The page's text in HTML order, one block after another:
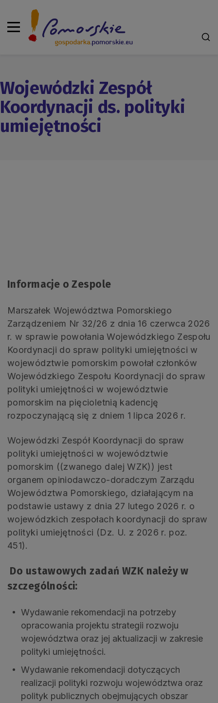
Wojewódzki Zespół
Koordynacji ds. polityki
umiejętności
Informacje o Zespole
Marszałek Województwa Pomorskiego
Zarządzeniem Nr 32/26 z dnia 16 czerwca 2026
r. w sprawie powołania Wojewódzkiego Zespołu
Koordynacji do spraw polityki umiejętności w
województwie pomorskim powołał członków
Wojewódzkiego Zespołu Koordynacji do spraw
polityki umiejętności w województwie
pomorskim na pięcioletnią kadencję
rozpoczynającą się z dniem 1 lipca 2026 r.
Wojewódzki Zespół Koordynacji do spraw
polityki umiejętności w województwie
pomorskim ((zwanego dalej WZK)) jest
organem opiniodawczo-doradczym Zarządu
Województwa Pomorskiego, działającym na
podstawie ustawy z dnia 27 lutego 2026 r. o
wojewódzkich zespołach koordynacji do spraw
polityki umiejętności (Dz. U. z 2026 r. poz.
451).
Do ustawowych zadań WZK należy w
szczególności:
Wydawanie rekomendacji na potrzeby
opracowania projektu strategii rozwoju
województwa oraz jej aktualizacji w zakresie
polityki umiejętności.
Wydawanie rekomendacji dotyczących
realizacji polityki rozwoju województwa oraz
polityk publicznych obejmujących obszar